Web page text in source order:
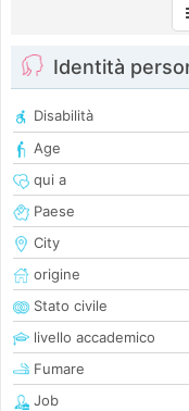
Identità
Disabilità
Age
qui a
Paese
City
origine
Stato civile
livello accademico
Fumare
Job